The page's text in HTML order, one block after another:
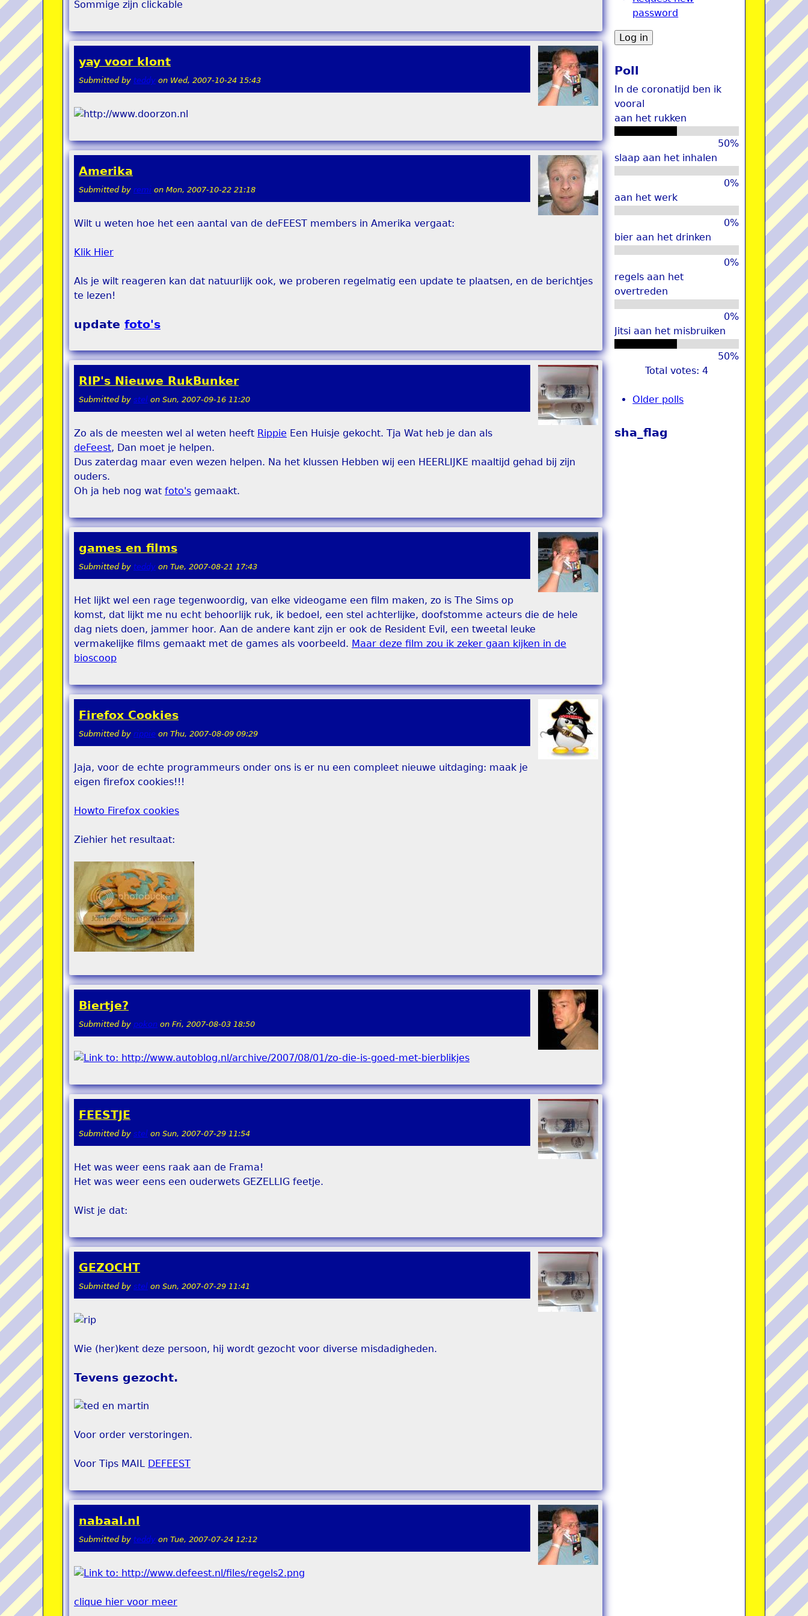
Sommige zijn clickable
yay voor klont
Submitted by teddy on Wed, 2007-10-24 15:43
Amerika
Submitted by remi on Mon, 2007-10-22 21:18
Wilt u weten hoe het een aantal van de deFEEST members in Amerika vergaat:
Klik Hier
Als je wilt reageren kan dat natuurlijk ook, we proberen regelmatig een update te plaatsen, en de berichtjes
te lezen!
update foto's
RIP's Nieuwe RukBunker
Submitted by stel on Sun, 2007-09-16 11:20
Zo als de meesten wel al weten heeft Rippie Een Huisje gekocht. Tja Wat heb je dan als
deFeest, Dan moet je helpen.
Dus zaterdag maar even wezen helpen. Na het klussen Hebben wij een HEERLIJKE maaltijd gehad bij zijn
ouders.
Oh ja heb nog wat foto's gemaakt.
games en films
Submitted by teddy on Tue, 2007-08-21 17:43
Het lijkt wel een rage tegenwoordig, van elke videogame een film maken, zo is The Sims op
komst, dat lijkt me nu echt behoorlijk ruk, ik bedoel, een stel achterlijke, doofstomme acteurs die de hele
dag niets doen, jammer hoor. Aan de andere kant zijn er ook de Resident Evil, een tweetal leuke
vermakelijke films gemaakt met de games als voorbeeld. Maar deze film zou ik zeker gaan kijken in de
bioscoop
Firefox Cookies
Submitted by rippie on Thu, 2007-08-09 09:29
Jaja, voor de echte programmeurs onder ons is er nu een compleet nieuwe uitdaging: maak je
eigen firefox cookies!!!
Howto Firefox cookies
Ziehier het resultaat:
Biertje?
Submitted by pokon on Fri, 2007-08-03 18:50
FEESTJE
Submitted by stel on Sun, 2007-07-29 11:54
Het was weer eens raak aan de Frama!
Het was weer eens een ouderwets GEZELLIG feetje.
Wist je dat:
GEZOCHT
Submitted by stel on Sun, 2007-07-29 11:41
Wie (her)kent deze persoon, hij wordt gezocht voor diverse misdadigheden.
Tevens gezocht.
Voor order verstoringen.
Voor Tips MAIL DEFEEST
nabaal.nl
Submitted by teddy on Tue, 2007-07-24 12:12
clique hier voor meer
password
Poll
In de coronatijd ben ik
vooral
aan het rukken
50%
slaap aan het inhalen
0%
aan het werk
0%
bier aan het drinken
0%
regels aan het
overtreden
0%
Jitsi aan het misbruiken
50%
Total votes: 4
Older polls
sha_flag